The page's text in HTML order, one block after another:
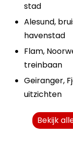
stad
Alesund,
havenstad
Flam,
treinbaan
Geiranger,
uitzichten
Bekijk